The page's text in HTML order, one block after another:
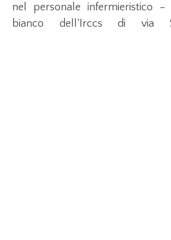
nel personale infermieristico –
bianco dell’Irccs di via